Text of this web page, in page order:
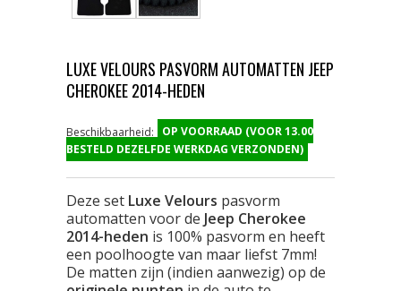
LUXE VELOURS PASVORM AUTOMATTEN JEEP
CHEROKEE 2014-HEDEN
Beschikbaarheid:
OP VOORRAAD (VOOR 13.00
BESTELD DEZELFDE WERKDAG VERZONDEN)
Deze set Luxe Velours pasvorm
automatten voor de Jeep Cherokee
2014-heden is 100% pasvorm en heeft
een poolhoogte van maar liefst 7mm!
De matten zijn (indien aanwezig) op de